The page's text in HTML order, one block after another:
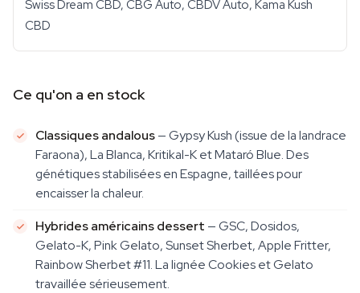
Swiss Dream CBD, CBG Auto, CBDV Auto, Kama Kush
CBD
Ce qu'on a en stock
Classiques andalous— Gypsy Kush (issue de la landrace
Faraona), La Blanca, Kritikal-K et Mataró Blue. Des
génétiques stabilisées en Espagne, taillées pour
encaisser la chaleur.
Hybrides américains dessert — GSC, Dosidos,
Gelato-K, Pink Gelato, Sunset Sherbet, Apple Fritter,
Rainbow Sherbet #11. La lignée Cookies et Gelato
travaillée sérieusement.